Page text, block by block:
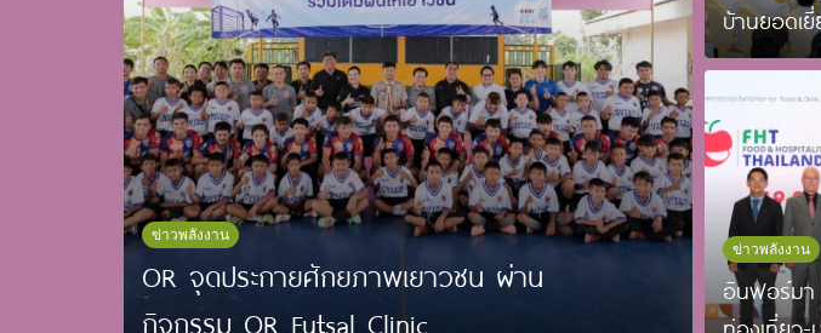
ข่าวพลังงาน
OR จุดประกายศักยภาพเยาวชน ผ่าน
กิจกรรม OR Futsal Clinic
บ้านยอดเ
เกียรติยศแ
ข่าวพลังงาน
อินฟอร์มา